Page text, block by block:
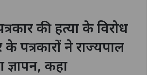
की हत्या के विरोध
पत्रकारों ने राज्यपाल
ज्ञापन, कहा